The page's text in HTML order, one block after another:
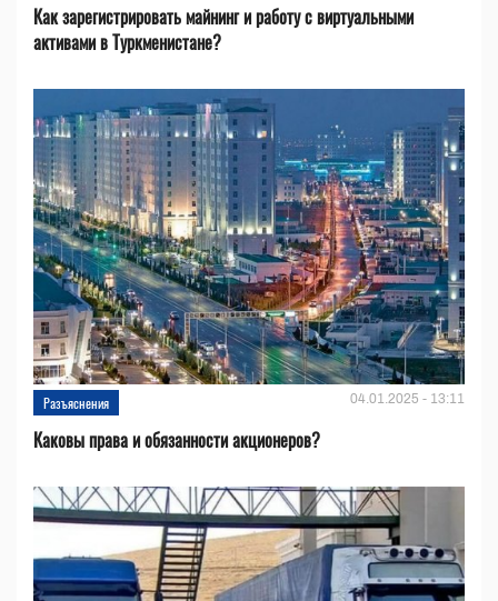
Как зарегистрировать майнинг и работу с виртуальными
активами в Туркменистане?
Разъяснения 04.01.2025 - 13:11
Каковы права и обязанности акционеров?